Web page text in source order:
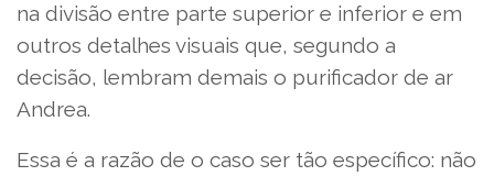
na divisão entre parte superior e inferior e em
outros detalhes visuais que, segundo a
decisão, lembram demais o purificador de ar
Andrea.
Essa é a razão de o caso ser tão específico: não